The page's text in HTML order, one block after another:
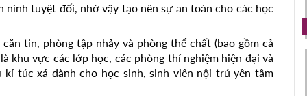
tuyệt đối, nhờ vậy tạo nên sự an toàn cho các học
tin, phòng tập nhảy và phòng thể chất (bao gồm cả
khu vực các lớp học, các phòng thí nghiệm hiện đại và
túc xá dành cho học sinh, sinh viên nội trú yên tâm